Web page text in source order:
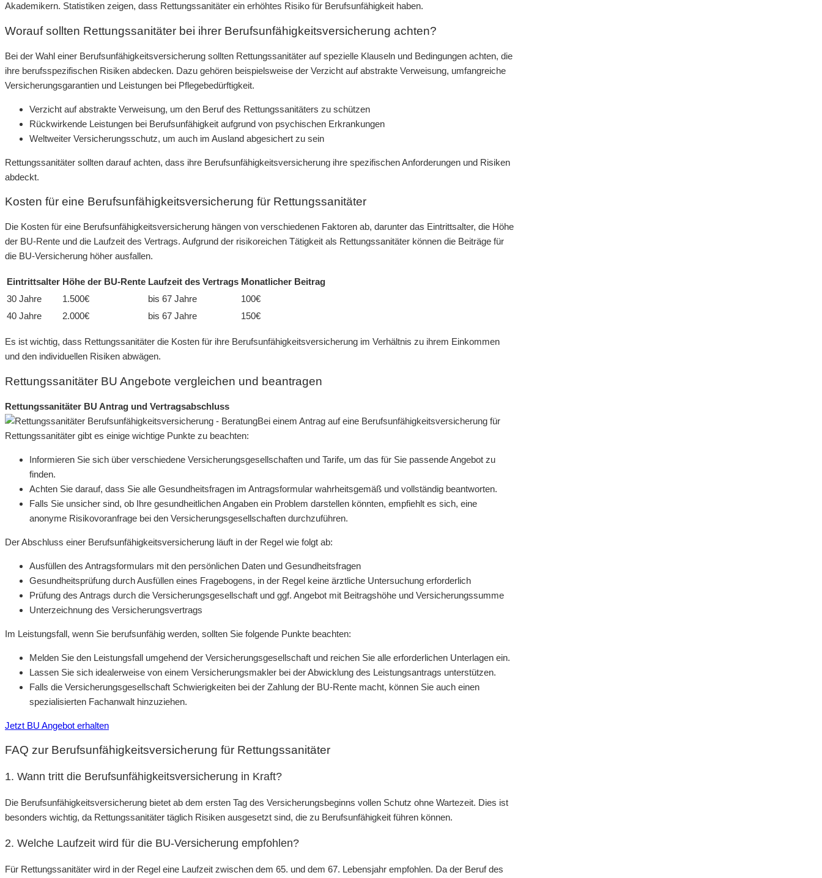
Akademikern. Statistiken zeigen, dass Rettungssanitäter ein erhöhtes Risiko für Berufsunfähigkeit haben.
Worauf sollten Rettungssanitäter bei ihrer Berufsunfähigkeitsversicherung achten?
Bei der Wahl einer Berufsunfähigkeitsversicherung sollten Rettungssanitäter auf spezielle Klauseln und Bedingungen achten, die
ihre berufsspezifischen Risiken abdecken. Dazu gehören beispielsweise der Verzicht auf abstrakte Verweisung, umfangreiche
Versicherungsgarantien und Leistungen bei Pflegebedürftigkeit.
Verzicht auf abstrakte Verweisung, um den Beruf des Rettungssanitäters zu schützen
Rückwirkende Leistungen bei Berufsunfähigkeit aufgrund von psychischen Erkrankungen
Weltweiter Versicherungsschutz, um auch im Ausland abgesichert zu sein
Rettungssanitäter sollten darauf achten, dass ihre Berufsunfähigkeitsversicherung ihre spezifischen Anforderungen und Risiken
abdeckt.
Kosten für eine Berufsunfähigkeitsversicherung für Rettungssanitäter
Die Kosten für eine Berufsunfähigkeitsversicherung hängen von verschiedenen Faktoren ab, darunter das Eintrittsalter, die Höhe
der BU-Rente und die Laufzeit des Vertrags. Aufgrund der risikoreichen Tätigkeit als Rettungssanitäter können die Beiträge für
die BU-Versicherung höher ausfallen.
Eintrittsalter Höhe der BU-Rente Laufzeit des Vertrags Monatlicher Beitrag
30 Jahre
1.500€ bis 67 Jahre
100€
40 Jahre
2.000€ bis 67 Jahre 150€
Es ist wichtig, dass Rettungssanitäter die Kosten für ihre Berufsunfähigkeitsversicherung im Verhältnis zu ihrem Einkommen
und den individuellen Risiken abwägen.
Rettungssanitäter BU Angebote vergleichen und beantragen
Rettungssanitäter BU Antrag und Vertragsabschluss
Bei einem Antrag auf eine Berufsunfähigkeitsversicherung für
Rettungssanitäter gibt es einige wichtige Punkte zu beachten:
Informieren Sie sich über verschiedene Versicherungsgesellschaften und Tarife, um das für Sie passende Angebot zu
finden.
Achten Sie darauf, dass Sie alle Gesundheitsfragen im Antragsformular wahrheitsgemäß und vollständig beantworten.
Falls Sie unsicher sind, ob Ihre gesundheitlichen Angaben ein Problem darstellen könnten, empfiehlt es sich, eine
anonyme Risikovoranfrage bei den Versicherungsgesellschaften durchzuführen.
Der Abschluss einer Berufsunfähigkeitsversicherung läuft in der Regel wie folgt ab:
Ausfüllen des Antragsformulars mit den persönlichen Daten und Gesundheitsfragen
Gesundheitsprüfung durch Ausfüllen eines Fragebogens, in der Regel keine ärztliche Untersuchung erforderlich
Prüfung des Antrags durch die Versicherungsgesellschaft und ggf. Angebot mit Beitragshöhe und Versicherungssumme
Unterzeichnung des Versicherungsvertrags
Im Leistungsfall, wenn Sie berufsunfähig werden, sollten Sie folgende Punkte beachten:
Melden Sie den Leistungsfall umgehend der Versicherungsgesellschaft und reichen Sie alle erforderlichen Unterlagen ein.
Lassen Sie sich idealerweise von einem Versicherungsmakler bei der Abwicklung des Leistungsantrags unterstützen.
Falls die Versicherungsgesellschaft Schwierigkeiten bei der Zahlung der BU-Rente macht, können Sie auch einen
spezialisierten Fachanwalt hinzuziehen.
Jetzt BU Angebot erhalten
FAQ zur Berufsunfähigkeitsversicherung für Rettungssanitäter
1. Wann tritt die Berufsunfähigkeitsversicherung in Kraft?
Die Berufsunfähigkeitsversicherung bietet ab dem ersten Tag des Versicherungsbeginns vollen Schutz ohne Wartezeit. Dies ist
besonders wichtig, da Rettungssanitäter täglich Risiken ausgesetzt sind, die zu Berufsunfähigkeit führen können.
2. Welche Laufzeit wird für die BU-Versicherung empfohlen?
Für Rettungssanitäter wird in der Regel eine Laufzeit zwischen dem 65. und dem 67. Lebensjahr empfohlen. Da der Beruf des